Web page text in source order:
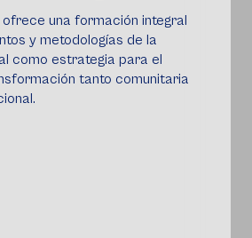
una formación integral
y metodologías de la
como estrategia para el
tanto comunitaria